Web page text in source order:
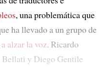
, una problemática que
ha llevado a un grupo de
a alzar la voz. Ricardo
Bellati y Diego Gentile